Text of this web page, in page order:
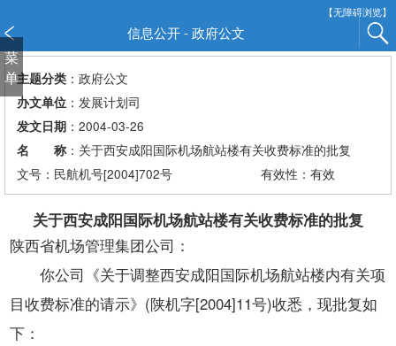
【无障碍浏览】
信息公开 - 政府公文
菜
单主题分类：政府公文
办文单位：发展计划司
发文日期：2004-03-26
名 称：关于西安成阳国际机场航站楼有关收费标准的批复
文号：民航机号[2004]702号
有效性：有效
关于西安成阳国际机场航站楼有关收费标准的批复
陕西省机场管理集团公司：
你公司《关于调整西安成阳国际机场航站楼内有关项
目收费标准的请示》(陕机字[2004]11号)收悉，现批复如
下：
窗
口
打
开
明
按
加
波
浪